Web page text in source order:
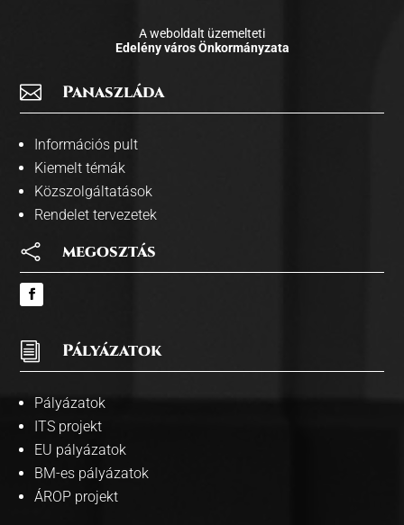
A weboldalt üzemelteti
Edelény város Önkormányzata
 Panaszláda
Információs pult
Kiemelt témák
Közszolgáltatások
Rendelet tervezetek
 megosztás
i Pályázatok
Pályázatok
ITS projekt
EU pályázatok
BM-es pályázatok
ÁROP projekt